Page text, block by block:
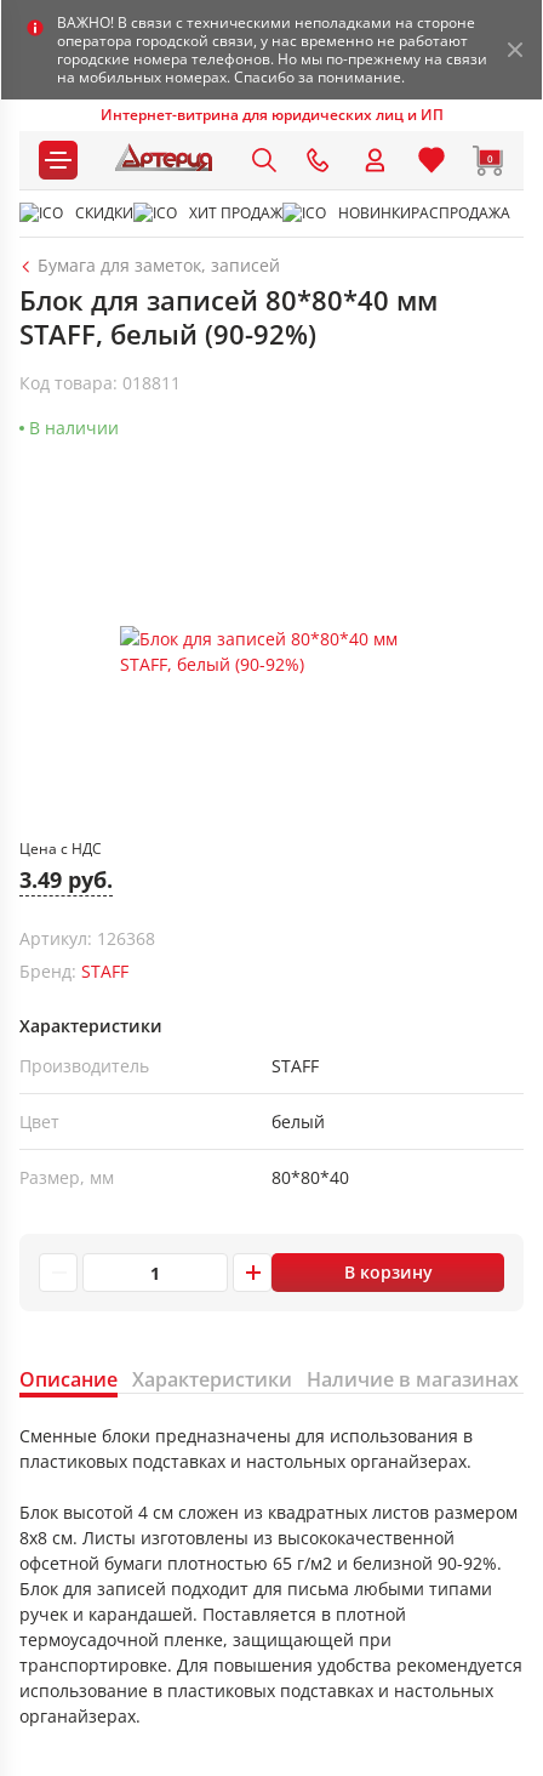
ВАЖНО! В связи с техническими неполадками на стороне
оператора городской связи, у нас временно не работают
городские номера телефонов. Но мы по-прежнему на связи
на мобильных номерах. Спасибо за понимание.
Интернет-витрина для юридических лиц и ИП
0
СКИДКИ ХИТ ПРОДАЖ НОВИНКИРАСПРОДАЖА
Бумага для заметок, записей
Блок для записей 80*80*40 мм
STAFF, белый (90-92%)
Код товара: 018811
В наличии
Цена с НДС
3.49 руб.
Артикул: 126368
Бренд: STAFF
Характеристики
Производитель
STAFF
Цвет белый
Размер, мм 80*80*40
В корзину
Описание Характеристики Наличие в магазинах
Сменные блоки предназначены для использования в
пластиковых подставках и настольных органайзерах.
Блок высотой 4 см сложен из квадратных листов размером
8х8 см. Листы изготовлены из высококачественной
офсетной бумаги плотностью 65 г/м2 и белизной 90-92%.
Блок для записей подходит для письма любыми типами
ручек и карандашей. Поставляется в плотной
термоусадочной пленке, защищающей при
транспортировке. Для повышения удобства рекомендуется
использование в пластиковых подставках и настольных
органайзерах.